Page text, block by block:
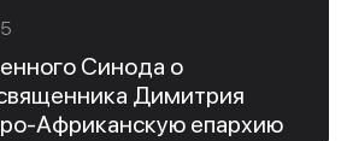
Синода о
Димитрия
Африканскую епархию